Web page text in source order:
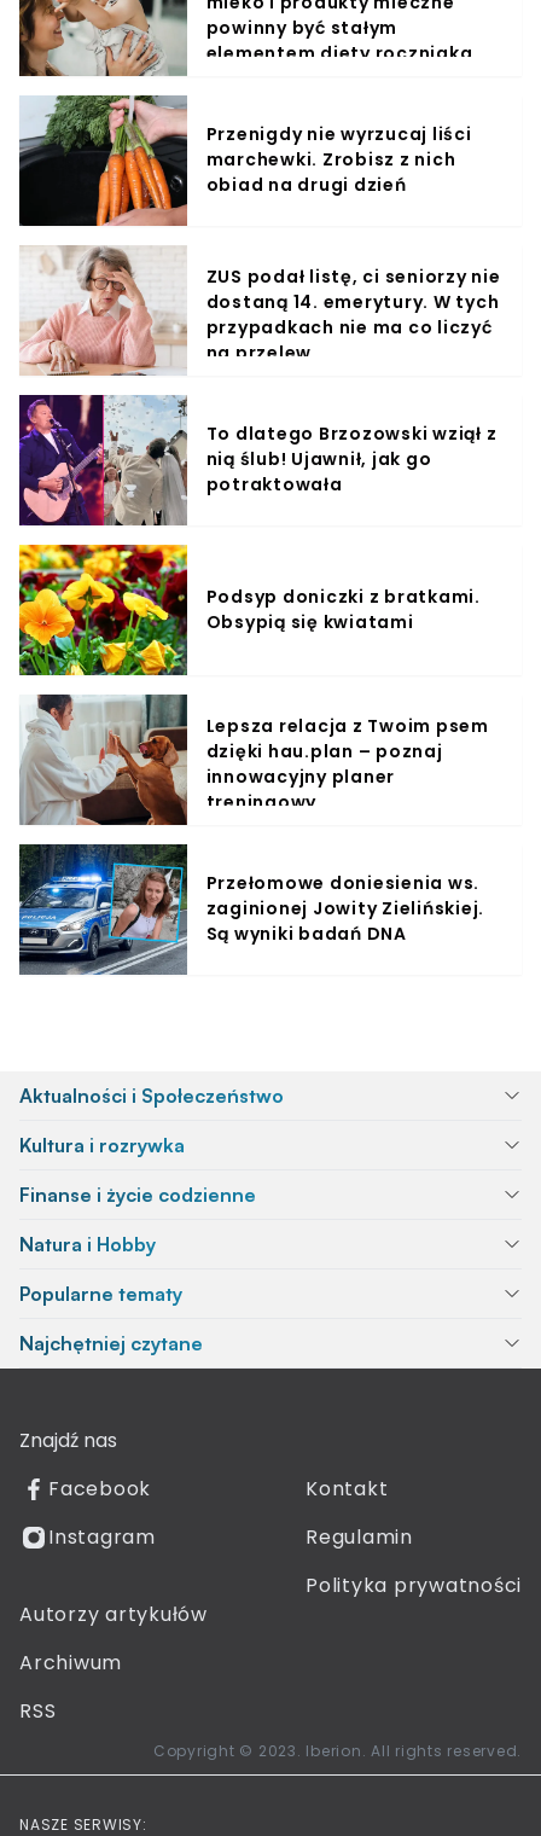
powinny być stałym
elementem diety roczniaka
Przenigdy nie wyrzucaj liści
marchewki. Zrobisz z nich
obiad na drugi dzień
ZUS podał listę, ci seniorzy nie
dostaną 14. emerytury. W tych
przypadkach nie ma co liczyć
na przelew
To dlatego Brzozowski wziął z
nią ślub! Ujawnił, jak go
potraktowała
Podsyp doniczki z bratkami.
Obsypią się kwiatami
Lepsza relacja z Twoim psem
dzięki hau.plan – poznaj
innowacyjny planer
treningowy
Przełomowe doniesienia ws.
zaginionej Jowity Zielińskiej.
Są wyniki badań DNA
Aktualności i Społeczeństwo
Kultura i rozrywka
Finanse i życie codzienne
Natura i Hobby
Popularne tematy
Najchętniej czytane
Znajdź nas
Facebook
Instagram
Kontakt
Regulamin
Polityka prywatności
Autorzy artykułów
Archiwum
RSS
Copyright © 2023. Iberion. All rights reserved.
NASZE SERWISY: